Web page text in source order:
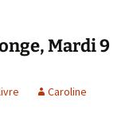
Mardi 9
Caroline